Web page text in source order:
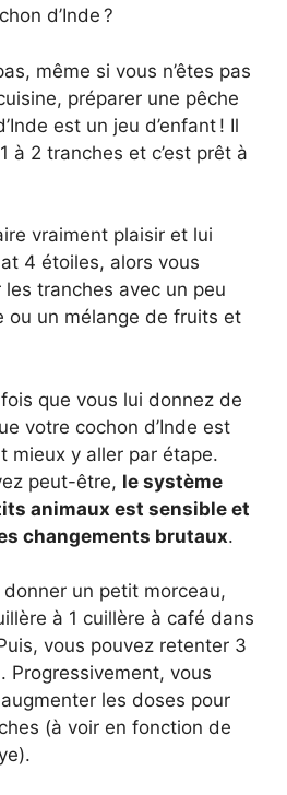
d’Inde ?
même si vous n’êtes pas
préparer une pêche
est un jeu d’enfant ! Il
à 2 tranches et c’est prêt à
vraiment plaisir et lui
4 étoiles, alors vous
tranches avec un peu
ou un mélange de fruits et
que vous lui donnez de
votre cochon d’Inde est
mieux y aller par étape.
peut-être, le système
animaux est sensible et
changements brutaux.
un petit morceau,
à 1 cuillère à café dans
vous pouvez retenter 3
Progressivement, vous
les doses pour
(à voir en fonction de